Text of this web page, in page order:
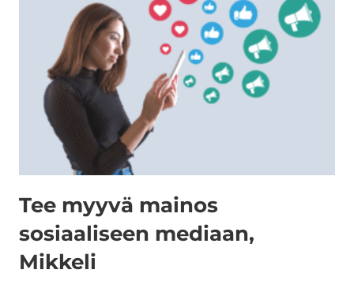
Tee myyvä mainos
sosiaaliseen mediaan,
Mikkeli